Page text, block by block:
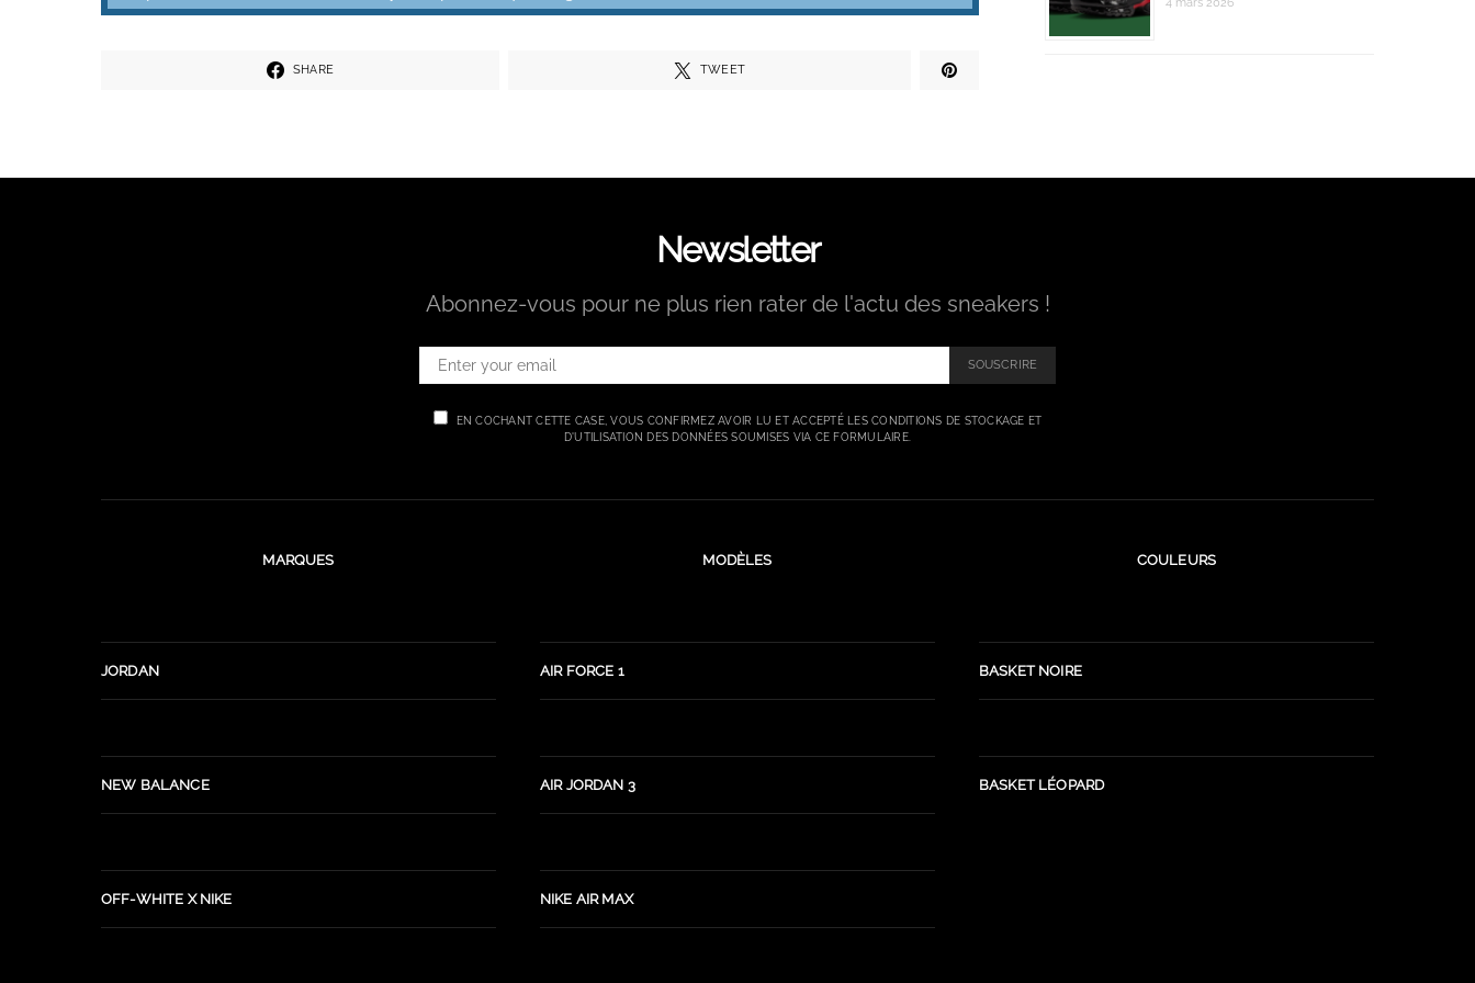
SHARE TWEET
Newsletter
Abonnez-vous pour ne plus rien rater de l'actu des sneakers !
SOUSCRIRE
EN COCHANT CETTE CASE, VOUS CONFIRMEZ AVOIR LU ET ACCEPTÉ LES CONDITIONS DE STOCKAGE ET
D'UTILISATION DES DONNÉES SOUMISES VIA CE FORMULAIRE.
MARQUES
JORDAN
NEW BALANCE
OFF-WHITE X NIKE
MODÈLES
AIR FORCE 1
AIR JORDAN 3
NIKE AIR MAX
COULEURS
BASKET NOIRE
BASKET LÉOPARD